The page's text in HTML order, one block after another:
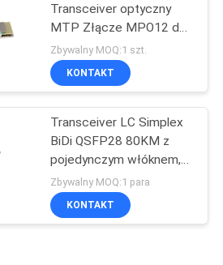
Transceiver optyczny
MTP Złącze MPO12 do
centrum danych 5G
Zbywalny MOQ:1 szt.
KONTAKT
Transceiver LC Simplex
BiDi QSFP28 80KM z
pojedynczym włóknem,
jednomodowy DDM
Zbywalny MOQ:1 para
KONTAKT